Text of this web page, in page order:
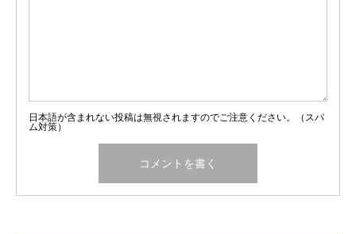
日本語が含まれない投稿は無視されますのでご注意ください。（スパ
ム対策）